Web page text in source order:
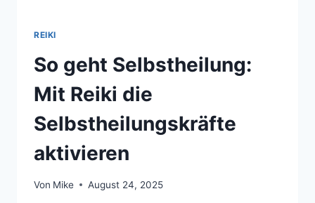
REIKI
So geht Selbstheilung:
Mit Reiki die
Selbstheilungskräfte
aktivieren
Von Mike August 24, 2025